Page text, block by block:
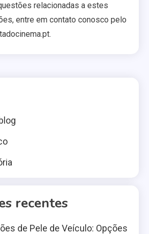
relacionadas a estes
entre em contato conosco pelo
.
recentes
de Pele de Veículo: Opções